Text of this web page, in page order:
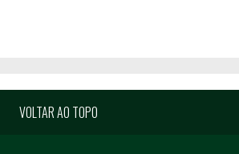
VOLTAR AO TOPO